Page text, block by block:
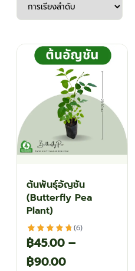
ต้นพันธุ์อัญชัน
(Butterfly Pea
Plant)
(6)
฿45.00 –
฿90.00Price